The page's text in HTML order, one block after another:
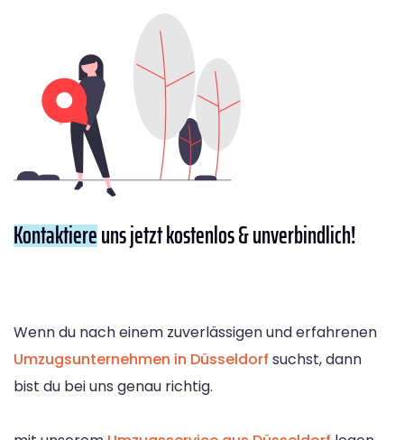
Kontaktiereuns jetzt kostenlos & unverbindlich!
Wenn du nach einem zuverlässigen und erfahrenen
Umzugsunternehmen in Düsseldorf suchst, dann
bist du bei uns genau richtig.